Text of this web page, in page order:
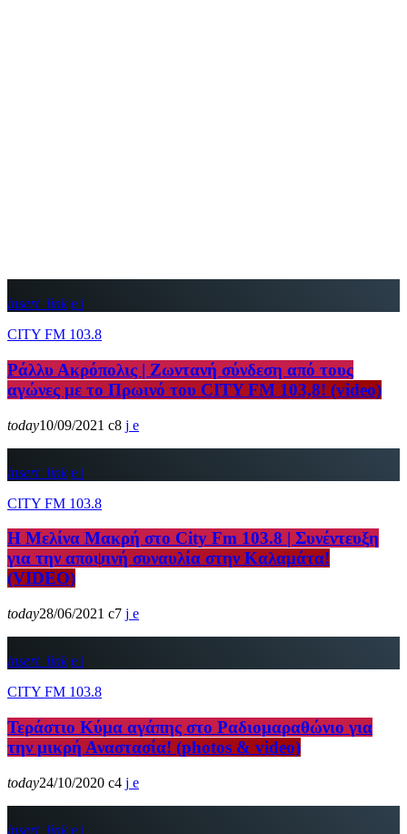
insert_link
CITY FM 103.8
Ράλλυ Ακρόπολις | Ζωντανή σύνδεση από τους
αγώνες με το Πρωινό του CITY FM 103,8! (video)
today10/09/2021 8
insert_link
CITY FM 103.8
H Μελίνα Μακρή στο City Fm 103.8 | Συνέντευξη
για την αποψινή συναυλία στην Καλαμάτα!
(VIDEO)
today28/06/2021 7
insert_link
CITY FM 103.8
Τεράστιο Kύμα αγάπης στο Ραδιομαραθώνιο για
την μικρή Αναστασία! (photos & video)
today24/10/2020 4
insert_link